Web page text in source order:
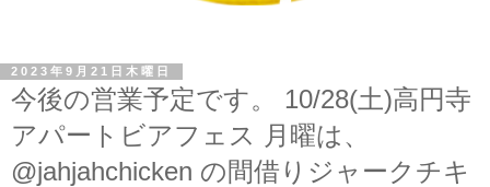
2023年9月21日木曜日
今後の営業予定です。 10/28(土)高円寺
アパートビアフェス 月曜は、
@jahjahchicken の間借りジャークチキ